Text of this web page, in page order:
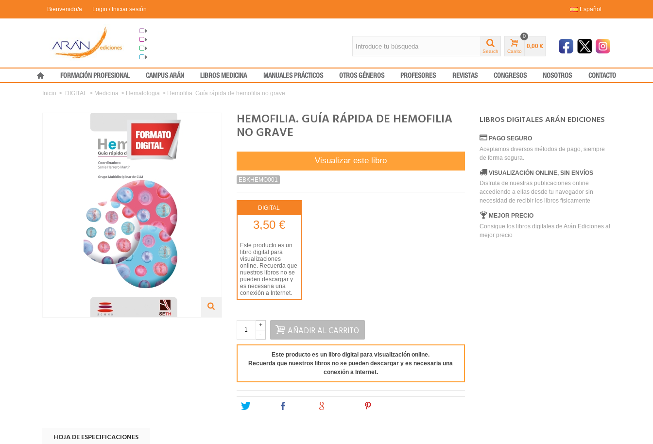
Español
Bienvenido/a Login / Iniciar sesión
Grupo Arán
Congresos
Formación
Medical Press
Search Carrito
0
0,00 €
FORMACIÓN PROFESIONAL CAMPUS ARÁN LIBROS MEDICINA MANUALES PRÁCTICOS OTROS GÉNEROS PROFESORES REVISTAS CONGRESOS NOSOTROS CONTACTO
Inicio > DIGITAL > Medicina > Hematologia > Hemofilia. Guía rápida de hemofilia no grave
HEMOFILIA. GUÍA RÁPIDA DE HEMOFILIA
NO GRAVE
Visualizar este libro
EBKHEMO001
DIGITAL
3,50 €
Este producto es un
libro digital para
visualizaciones
online. Recuerda que
nuestros libros no se
pueden descargar y
es necesaria una
conexión a Internet.
-
+ AÑADIR AL CARRITO
Este producto es un libro digital para visualización online.
Recuerda quenuestros libros no se pueden descargar y es necesaria una
conexión a Internet.
Tweet
LIBROS DIGITALES ARÁN EDICIONES
PAGO SEGURO
Aceptamos diversos métodos de pago, siempre
de forma segura.
VISUALIZACIÓN ONLINE, SIN ENVÍOS
Disfruta de nuestras publicaciones online
accediendo a ellas desde tu navegador sin
necesidad de recibir los libros físicamente
MEJOR PRECIO
Consigue los libros digitales de Arán Ediciones al
mejor precio
HOJA DE ESPECIFICACIONES